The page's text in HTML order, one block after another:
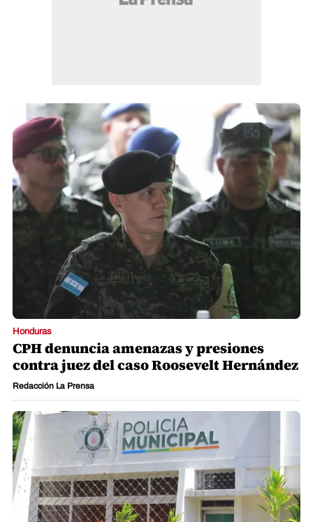
Honduras
CPH denuncia amenazas y presiones
contra juez del caso Roosevelt Hernández
Redacción La Prensa